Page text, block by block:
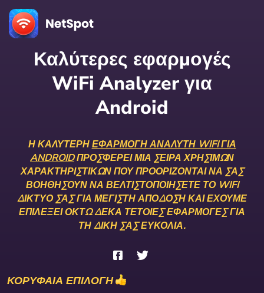
Καλύτερες εφαρμογές
WiFi Analyzer για
Android
Η ΚΑΛΎΤΕΡΗΕΦΑΡΜΟΓΉ ΑΝΑΛΥΤΉ WIFI ΓΙΑ
ANDROIDΠΡΟΣΦΈΡΕΙ ΜΙΑ ΣΕΙΡΆ ΧΡΉΣΙΜΩΝ
ΧΑΡΑΚΤΗΡΙΣΤΙΚΏΝ ΠΟΥ ΠΡΟΟΡΊΖΟΝΤΑΙ ΝΑ ΣΑΣ
ΒΟΗΘΉΣΟΥΝ ΝΑ ΒΕΛΤΙΣΤΟΠΟΙΉΣΕΤΕ ΤΟ WIFI
ΔΊΚΤΥΌ ΣΑΣ ΓΙΑ ΜΈΓΙΣΤΗ ΑΠΌΔΟΣΗ ΚΑΙ ΈΧΟΥΜΕ
ΕΠΙΛΈΞΕΙ ΟΚΤΏ ΔΈΚΑ ΤΈΤΟΙΕΣ ΕΦΑΡΜΟΓΈΣ ΓΙΑ
ΤΗ ΔΙΚΉ ΣΑΣ ΕΥΚΟΛΊΑ.
ΚΟΡΥΦΑΙΑ ΕΠΙΛΟΓΗ